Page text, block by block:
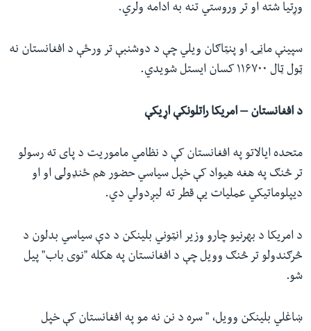
وړتیا شته او تر وروستي تنه به ادامه ولري.
سپینې ماڼۍ او پنټاګان ویلي چې د دوشنبې تر ورځې د افغانستان نه
ټول ټال ۱۱۶۷۰۰ کسان ایستل شویدي.
د افغانستان – امریکا راتلونکې اړیکې
متحده ایالاتو په افغانستان کې د نظامي ماموریت د پای ته رسولو
تر څنګ په هغه هیواد کې خپل سیاسي حضور هم ځنډولی او او
دیپلوماتیکي عملیات یې قطر ته لیږدولي دي.
د امریکا د بهرنیو چارو وزیر انټوني بلینکن د دې سیاسي بدلون د
څرګندولو تر څنګ وویل چې د افغانستان په هکله "نوی باب" پیل
شو.
ښاغلي بلینکن وویل، " سره د نن نه مو په افغانستان کې خپل